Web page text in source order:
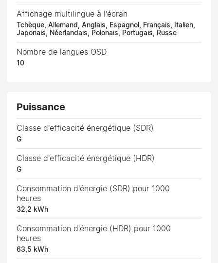
Affichage multilingue à l'écran
Tchèque, Allemand, Anglais, Espagnol, Français, Italien,
Japonais, Néerlandais, Polonais, Portugais, Russe
Nombre de langues OSD
10
Puissance
Classe d'efficacité énergétique (SDR)
G
Classe d'efficacité énergétique (HDR)
G
Consommation d'énergie (SDR) pour 1000
heures
32,2 kWh
Consommation d'énergie (HDR) pour 1000
heures
63,5 kWh